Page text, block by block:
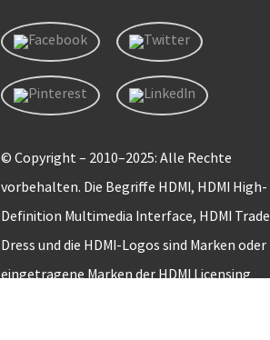
© Copyright – 2010–2025: Alle Rechte
vorbehalten. Die Begriffe HDMI, HDMI High-
Definition Multimedia Interface, HDMI Trade
Dress und die HDMI-Logos sind Marken oder
eingetragene Marken der HDMI Licensing